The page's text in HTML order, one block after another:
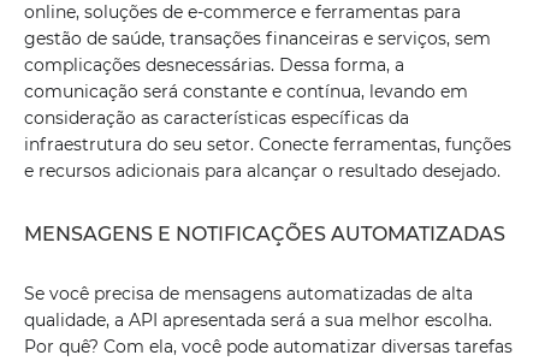
online, soluções de e-commerce e ferramentas para
gestão de saúde, transações financeiras e serviços, sem
complicações desnecessárias. Dessa forma, a
comunicação será constante e contínua, levando em
consideração as características específicas da
infraestrutura do seu setor. Conecte ferramentas, funções
e recursos adicionais para alcançar o resultado desejado.
MENSAGENS E NOTIFICAÇÕES AUTOMATIZADAS
Se você precisa de mensagens automatizadas de alta
qualidade, a API apresentada será a sua melhor escolha.
Por quê? Com ​​ela, você pode automatizar diversas tarefas